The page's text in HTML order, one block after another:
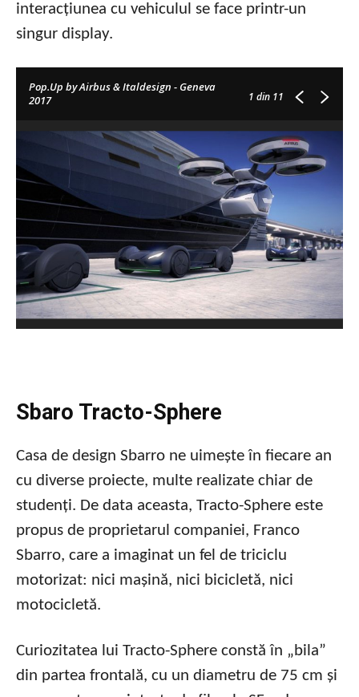
interacțiunea cu vehiculul se face printr-un
singur display.
Pop.Up by Airbus & Italdesign - Geneva
2017
1 din 11
Sbaro Tracto-Sphere
Casa de design Sbarro ne uimește în fiecare an
cu diverse proiecte, multe realizate chiar de
studenți. De data aceasta, Tracto-Sphere este
propus de proprietarul companiei, Franco
Sbarro, care a imaginat un fel de triciclu
motorizat: nici mașină, nici bicicletă, nici
motocicletă.
Curiozitatea lui Tracto-Sphere constă în „bila”
din partea frontală, cu un diametru de 75 cm și